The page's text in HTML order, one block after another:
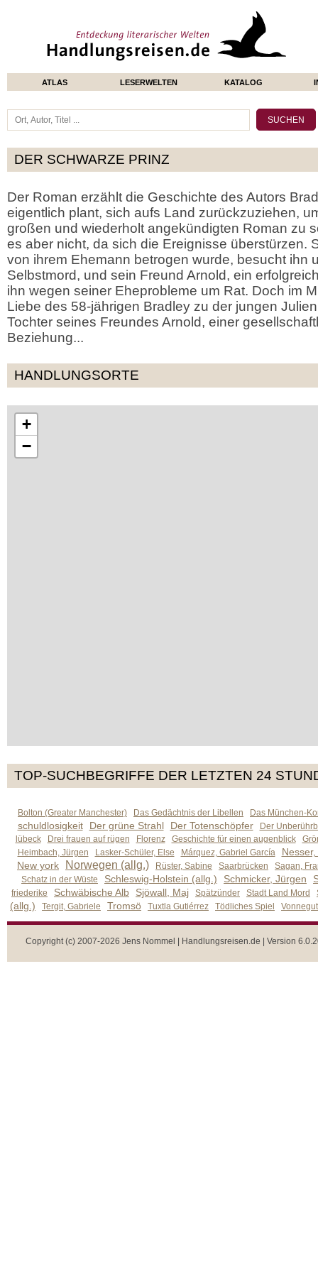
ATLAS LESERWELTEN KATALOG
DER SCHWARZE PRINZ
Der Roman erzählt die Geschichte des Autors
eigentlich plant, sich aufs Land zurückzuziehen,
großen und wiederholt angekündigten Roman zu
es aber nicht, da sich die Ereignisse überstürzen.
von ihrem Ehemann betrogen wurde, besucht ihn
Selbstmord, und sein Freund Arnold, ein
ihn wegen seiner Eheprobleme um Rat. Doch im
Liebe des 58-jährigen Bradley zu der jungen
Tochter seines Freundes Arnold, einer
Beziehung...
HANDLUNGSORTE
+
−
TOP-SUCHBEGRIFFE DER LETZTEN 24
Bolton (Greater Manchester) Das Gedächtnis der Libellen Das München-
schuldlosigkeit Der grüne Strahl Der Totenschöpfer
Der
lübeck
Drei frauen auf rügen Florenz Geschichte für einen augenblick
Heimbach, Jürgen
Lasker-Schüler, Else Márquez, Gabriel García
New york
Norwegen (allg.) Rüster, Sabine Saarbrücken
Sagan,
Schatz in der Wüste
Schleswig-Holstein (allg.) Schmicker, Jürgen
friederike Schwäbische Alb Sjöwall, Maj Spätzünder Stadt Land Mord
(allg.) Tergit, Gabriele Tromsö Tuxtla Gutiérrez Tödliches Spiel
Copyright (c) 2007-2026 Jens Nommel | Handlungsreisen.de | Version